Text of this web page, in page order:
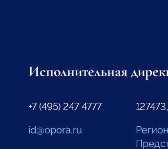
Исполнительная
+7 (495) 247 4777
id@opora.ru